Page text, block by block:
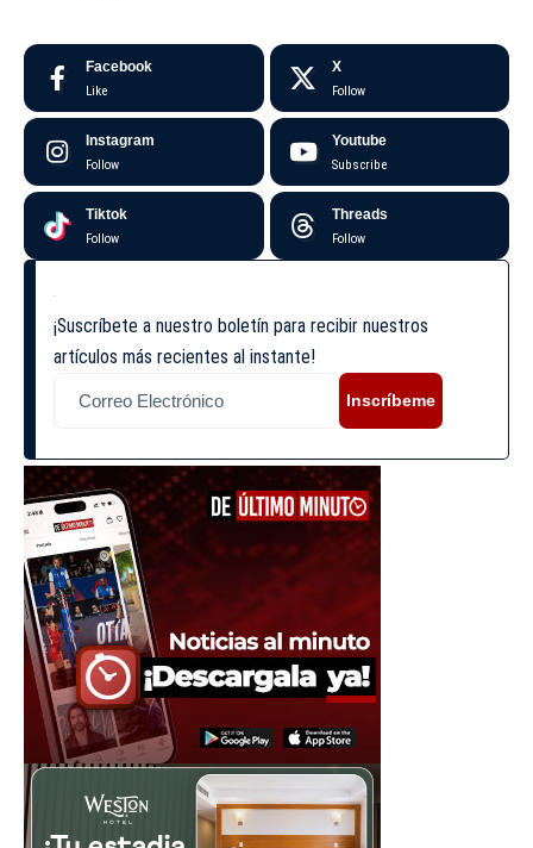
Facebook
Like
X
Follow
Instagram
Follow
Youtube
Subscribe
Tiktok
Follow
Threads
Follow
¡Suscríbete a nuestro boletín para recibir nuestros
artículos más recientes al instante!
Inscríbeme